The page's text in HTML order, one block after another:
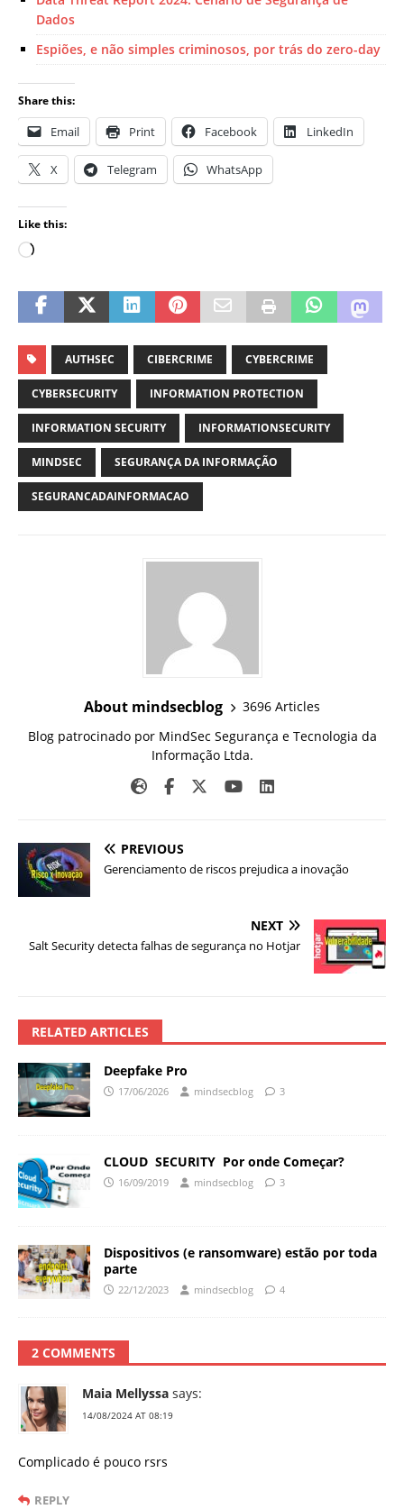
Dados
Espiões, e não simples criminosos, por trás do zero-day
Share this:
Email Print Facebook LinkedIn
X Telegram WhatsApp
Like this:
AUTHSEC CIBERCRIME CYBERCRIME
CYBERSECURITY INFORMATION PROTECTION
INFORMATION SECURITY INFORMATIONSECURITY
MINDSEC SEGURANÇA DA INFORMAÇÃO
SEGURANCADAINFORMACAO
About mindsecblog
3696 Articles
Blog patrocinado por MindSec Segurança e Tecnologia da
Informação Ltda.
PREVIOUS
Gerenciamento de riscos prejudica a inovação
NEXT
Salt Security detecta falhas de segurança no Hotjar
RELATED ARTICLES
Deepfake Pro
17/06/2026 mindsecblog 3
CLOUD SECURITY Por onde Começar?
16/09/2019 mindsecblog 3
Dispositivos (e ransomware) estão por toda
parte
22/12/2023 mindsecblog 4
2 COMMENTS
Maia Mellyssa says:
14/08/2024 AT 08:19
Complicado é pouco rsrs
REPLY